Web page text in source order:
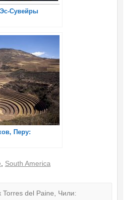
Сувейры
Перу:
South America
del Paine, Чили: